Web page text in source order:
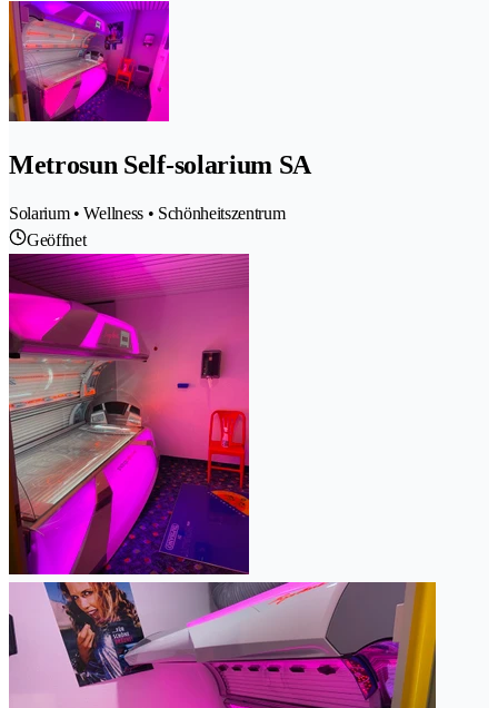
Metrosun Self-solarium SA
Solarium • Wellness • Schönheitszentrum
Geöffnet